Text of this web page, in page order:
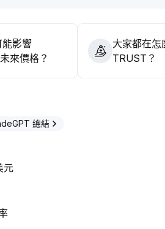
能影響
來價格？
大家都在怎
TRUST？
總結
元